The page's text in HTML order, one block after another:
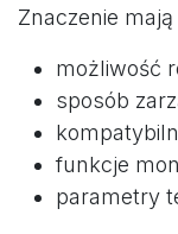
Znaczenie
możliwość
sposób
funkcje
parametry